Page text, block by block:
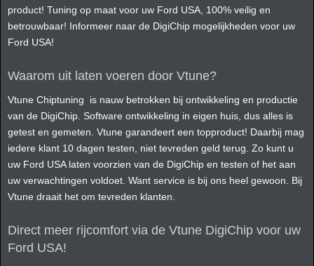
product! Tuning op maat voor uw Ford USA, 100% veilig en
betrouwbaar! Informeer naar de DigiChip mogelijkheden voor uw
Ford USA!
Waarom uit laten voeren door Vtune?
Vtune Chiptuning is nauw betrokken bij ontwikkeling en productie
van de DigiChip. Software ontwikkeling in eigen huis, dus alles is
getest en gemeten. Vtune garandeert een topproduct! Daarbij mag
iedere klant 10 dagen testen, niet tevreden geld terug. Zo kunt u
uw Ford USA laten voorzien van de DigiChip en testen of het aan
uw verwachtingen voldoet. Want service is bij ons heel gewoon. Bij
Vtune draait het om tevreden klanten.
Direct meer rijcomfort via de Vtune DigiChip voor uw
Ford USA!